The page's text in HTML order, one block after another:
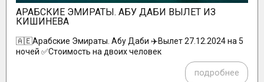
AРАБСКИЕ ЭМИРАТЫ. АБУ ДАБИ ВЫЛЕТ ИЗ
КИШИНЕВА
🇦🇪Aрабские Эмираты. Абу Даби ✈️Вылет 27.12.2024 на 5
ночей ✅Стоимость на двоих человек
подробнее